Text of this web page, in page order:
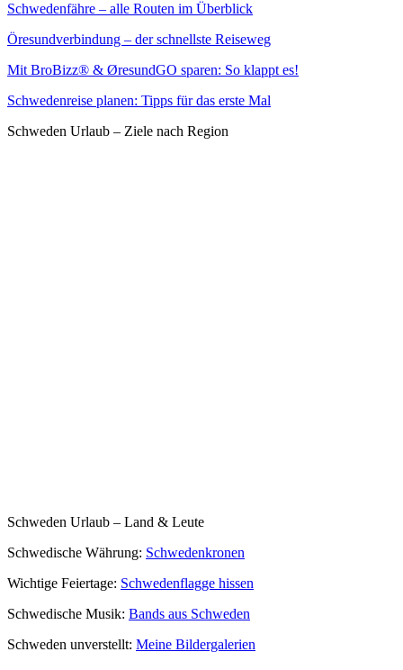
Schwedenfähre – alle Routen im Überblick
Öresundverbindung – der schnellste Reiseweg
Mit BroBizz® & ØresundGO sparen: So klappt es!
Schwedenreise planen: Tipps für das erste Mal
Schweden Urlaub – Ziele nach Region
Schweden Urlaub – Land & Leute
Schwedische Währung: Schwedenkronen
Wichtige Feiertage: Schwedenflagge hissen
Schwedische Musik: Bands aus Schweden
Schweden unverstellt: Meine Bildergalerien